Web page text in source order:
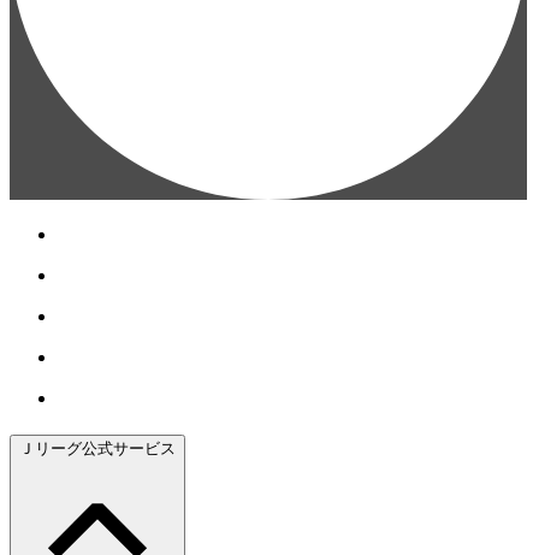
Ｊリーグ公式サービス